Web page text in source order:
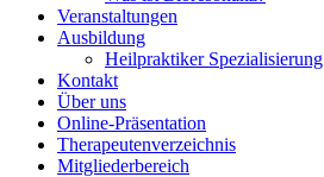
Veranstaltungen
Ausbildung
Heilpraktiker Spezialisierung
Kontakt
Über uns
Online-Präsentation
Therapeutenverzeichnis
Mitgliederbereich